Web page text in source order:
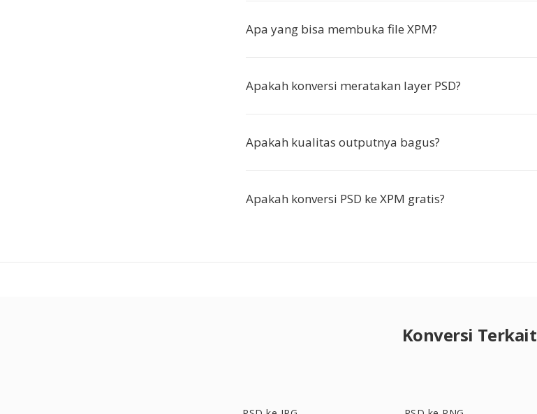
Apa yang bisa membuka file XPM?
Apakah konversi meratakan layer PSD?
Apakah kualitas outputnya bagus?
Apakah konversi PSD ke XPM gratis?
Konversi Terkait